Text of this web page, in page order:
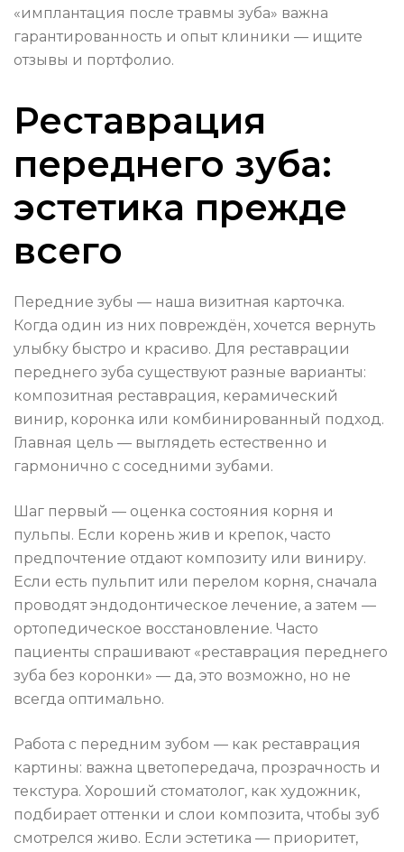
«имплантация после травмы зуба» важна
гарантированность и опыт клиники — ищите
отзывы и портфолио.
Реставрация
переднего зуба:
эстетика прежде
всего
Передние зубы — наша визитная карточка.
Когда один из них повреждён, хочется вернуть
улыбку быстро и красиво. Для реставрации
переднего зуба существуют разные варианты:
композитная реставрация, керамический
винир, коронка или комбинированный подход.
Главная цель — выглядеть естественно и
гармонично с соседними зубами.
Шаг первый — оценка состояния корня и
пульпы. Если корень жив и крепок, часто
предпочтение отдают композиту или виниру.
Если есть пульпит или перелом корня, сначала
проводят эндодонтическое лечение, а затем —
ортопедическое восстановление. Часто
пациенты спрашивают «реставрация переднего
зуба без коронки» — да, это возможно, но не
всегда оптимально.
Работа с передним зубом — как реставрация
картины: важна цветопередача, прозрачность и
текстура. Хороший стоматолог, как художник,
подбирает оттенки и слои композита, чтобы зуб
смотрелся живо. Если эстетика — приоритет,